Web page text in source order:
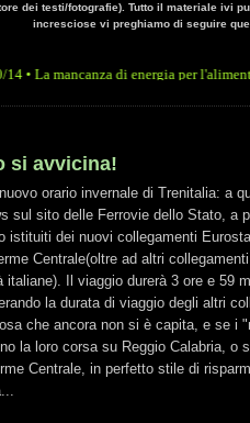
dei testi/fotografie). Tutto il materiale ivi
incresciose vi preghiamo di seguire
di energia per l'alimentazione
si avvicina!
orario invernale di Trenitalia: a
sul sito delle Ferrovie dello Stato, a
istituiti dei nuovi collegamenti
Centrale(oltre ad altri
italiane). Il viaggio durerà 3 ore e 59
la durata di viaggio degli altri
che ancora non si è capita, e se i
la loro corsa su Reggio Calabria, o
Centrale, in perfetto stile di